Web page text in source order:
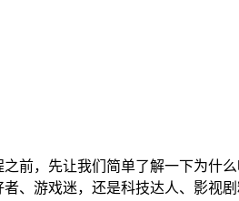
前，先让我们简单了解一下为什
者、游戏迷，还是科技达人、影视